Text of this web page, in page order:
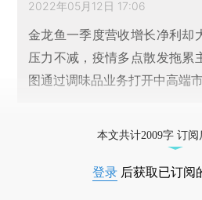
2022年05月12日 17:06
金龙鱼一季度营收增长净利却
压力不减，疫情多点散发拖累
图通过调味品业务打开中高端
本文共计2009字 订
登录 后获取已订阅